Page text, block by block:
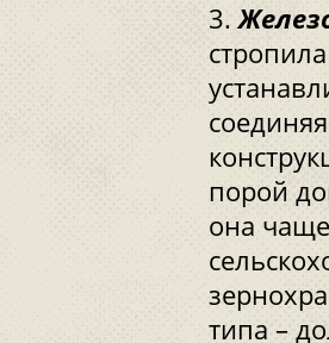
порой
она
типа –